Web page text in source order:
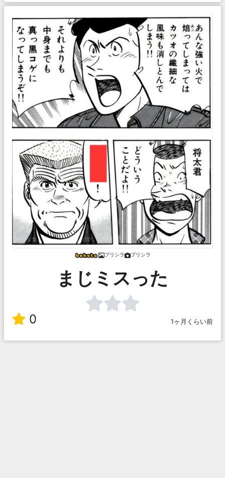
プリシラ プリシラ
まじミスった
0 1ヶ月くらい前